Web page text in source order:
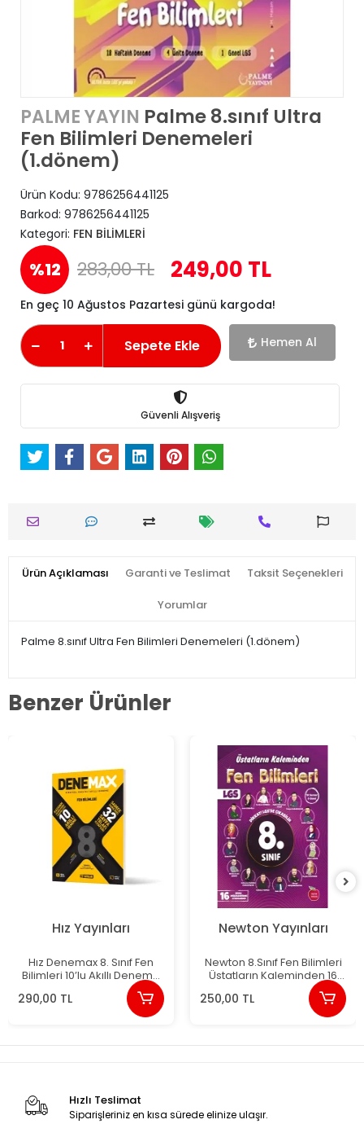
PALME YAYIN Palme 8.sınıf Ultra
Fen Bilimleri Denemeleri
(1.dönem)
Ürün Kodu: 9786256441125
Barkod: 9786256441125
Kategori: FEN BİLİMLERİ
%12 283,00 TL 249,00 TL
En geç 10 Ağustos Pazartesi günü kargoda!
Sepete Ekle Hemen Al
Güvenli Alışveriş
Ürün Açıklaması Garanti ve Teslimat Taksit Seçenekleri
Yorumlar
Palme 8.sınıf Ultra Fen Bilimleri Denemeleri (1.dönem)
Benzer Ürünler
Hız Yayınları
Hız Denemax 8. Sınıf Fen
Bilimleri 10’lu Akıllı Deneme
290,00 TL
Newton Yayınları
Newton 8.Sınıf Fen Bilimleri
Üstatların Kaleminden 16
250,00 TL
Hızlı Teslimat
Siparişleriniz en kısa sürede elinize ulaşır.